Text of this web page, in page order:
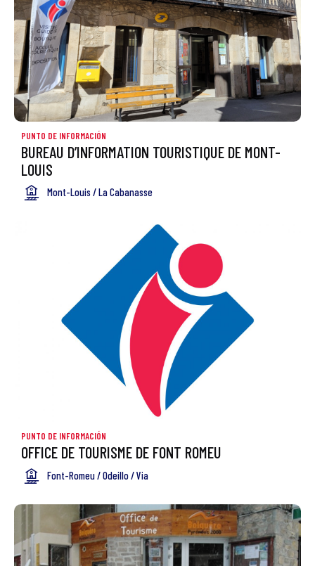
PUNTO DE INFORMACIÓN
BUREAU D’INFORMATION TOURISTIQUE DE MONT-
LOUIS
Mont-Louis / La Cabanasse
PUNTO DE INFORMACIÓN
OFFICE DE TOURISME DE FONT ROMEU
Font-Romeu / Odeillo / Via